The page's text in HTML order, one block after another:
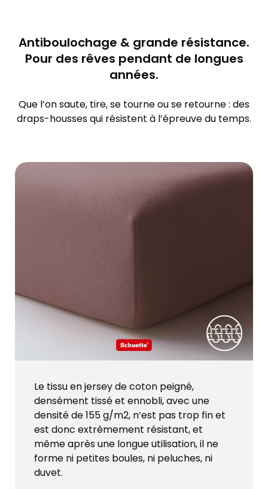
Antiboulochage & grande résistance.
Pour des rêves pendant de longues
années.
Que l’on saute, tire, se tourne ou se retourne : des
draps-housses qui résistent à l’épreuve du temps.
Le tissu en jersey de coton peigné,
densément tissé et ennobli, avec une
densité de 155 g/m2, n’est pas trop fin et
est donc extrêmement résistant, et
même après une longue utilisation, il ne
forme ni petites boules, ni peluches, ni
duvet.